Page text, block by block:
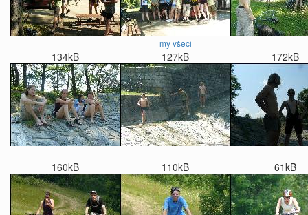
134kB
my všeci
127kB 172kB
160kB 110kB 61kB